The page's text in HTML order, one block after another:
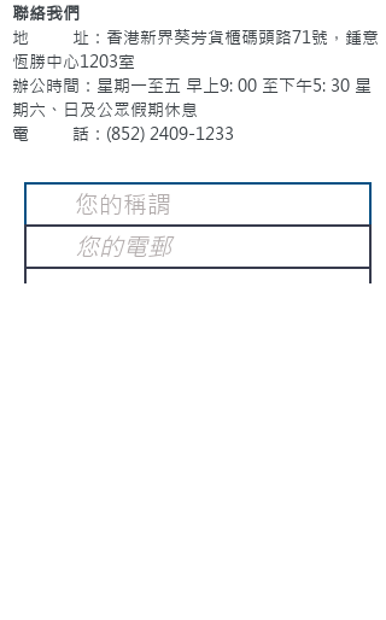
聯絡我們
地 址：香港新界葵芳貨櫃碼頭路71號，鍾意
恆勝中心1203室
辦公時間：星期一至五 早上9: 00 至下午5: 30 星
期六、日及公眾假期休息
電 話：(852) 2409-1233